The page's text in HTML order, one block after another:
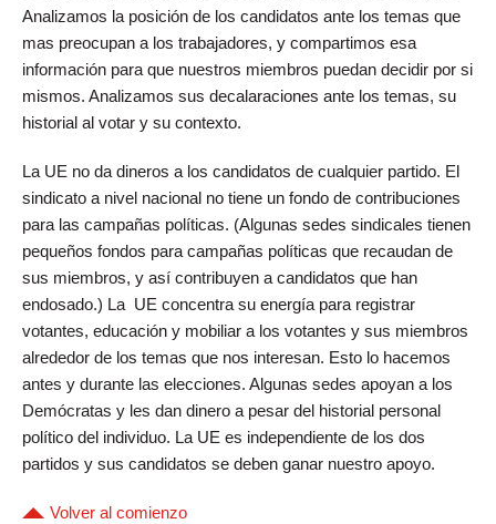
Analizamos la posición de los candidatos ante los temas que
mas preocupan a los trabajadores, y compartimos esa
información para que nuestros miembros puedan decidir por si
mismos. Analizamos sus decalaraciones ante los temas, su
historial al votar y su contexto.
La UE no da dineros a los candidatos de cualquier partido. El
sindicato a nivel nacional no tiene un fondo de contribuciones
para las campañas políticas. (Algunas sedes sindicales tienen
pequeños fondos para campañas políticas que recaudan de
sus miembros, y así contribuyen a candidatos que han
endosado.) La UE concentra su energía para registrar
votantes, educación y mobiliar a los votantes y sus miembros
alrededor de los temas que nos interesan. Esto lo hacemos
antes y durante las elecciones. Algunas sedes apoyan a los
Demócratas y les dan dinero a pesar del historial personal
político del individuo. La UE es independiente de los dos
partidos y sus candidatos se deben ganar nuestro apoyo.
Volver al comienzo